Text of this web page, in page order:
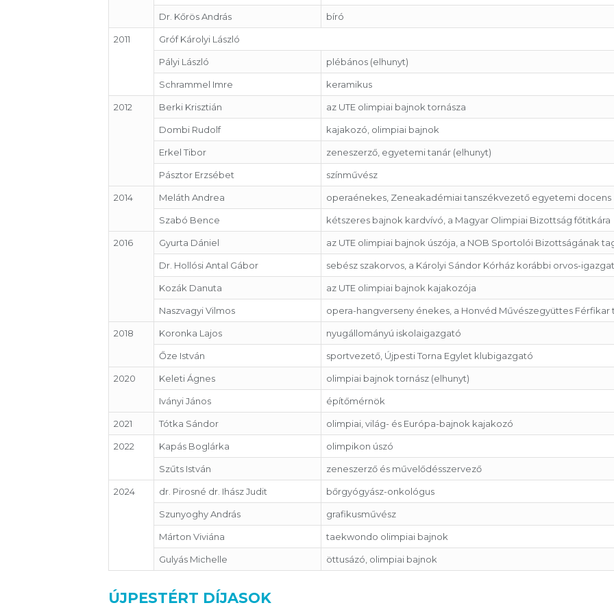
Dr. Kőrös András bíró
2011 Gróf Károlyi László
Pályi László plébános (elhunyt)
Schrammel Imre keramikus
2012 Berki Krisztián az UTE olimpiai bajnok tornásza
Dombi Rudolf kajakozó, olimpiai bajnok
Erkel Tibor zeneszerző, egyetemi tanár (elhunyt)
Pásztor Erzsébet színművész
2014 Meláth Andrea operaénekes, Zeneakadémiai tanszékvezető egyetemi docens
Szabó Bence kétszeres bajnok kardvívó, a Magyar Olimpiai Bizottság főtitkára
2016 Gyurta Dániel az UTE olimpiai bajnok úszója, a NOB Sportolói Bizottságának
Dr. Hollósi Antal Gábor sebész szakorvos, a Károlyi Sándor Kórház korábbi orvos-
Kozák Danuta az UTE olimpiai bajnok kajakozója
Naszvagyi Vilmos opera-hangverseny énekes, a Honvéd Művészegyüttes Férfikar
2018 Koronka Lajos nyugállományú iskolaigazgató
Őze István sportvezető, Újpesti Torna Egylet klubigazgató
2020 Keleti Ágnes olimpiai bajnok tornász (elhunyt)
Iványi János építőmérnök
2021 Tótka Sándor olimpiai, világ- és Európa-bajnok kajakozó
2022 Kapás Boglárka olimpikon úszó
Szűts István zeneszerző és művelődésszervező
2024 dr. Pirosné dr. Ihász Judit bőrgyógyász-onkológus
Szunyoghy András grafikusművész
Márton Viviána taekwondo olimpiai bajnok
Gulyás Michelle öttusázó, olimpiai bajnok
ÚJPESTÉRT DÍJASOK